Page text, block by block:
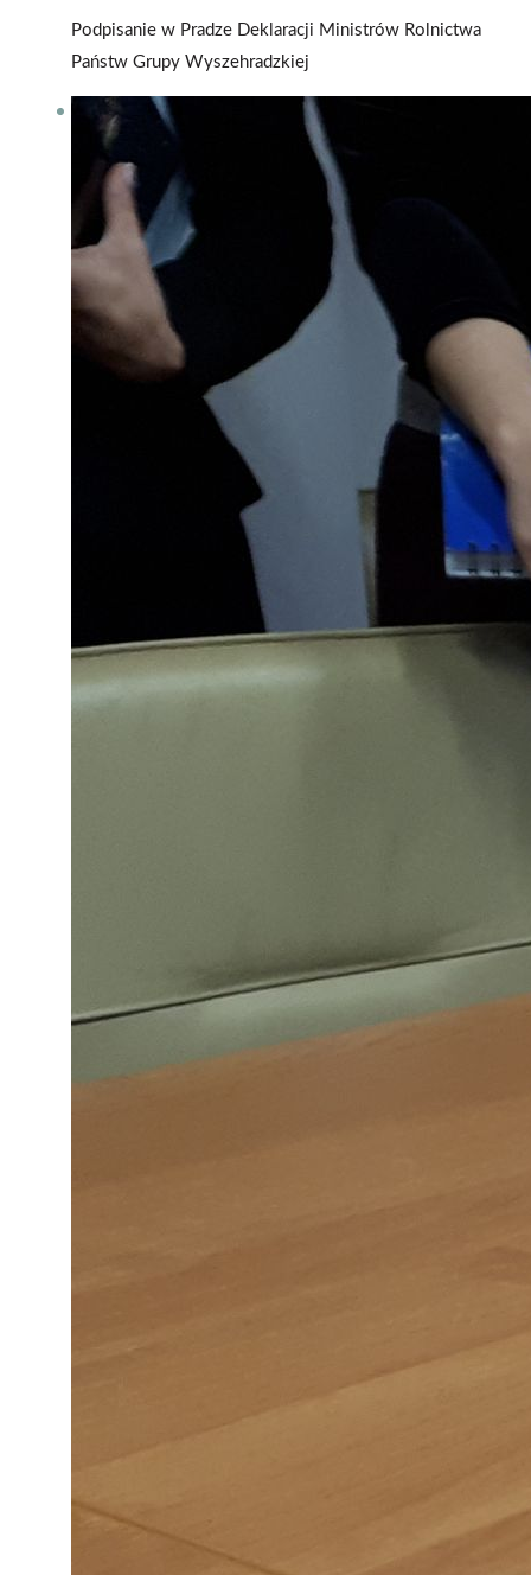
Podpisanie w Pradze Deklaracji Ministrów Rolnictwa
Państw Grupy Wyszehradzkiej